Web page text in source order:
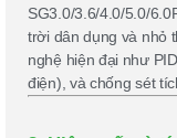
SG3.0/3.6/4.0/5.0/
trời dân dụng và nhỏ
nghệ hiện đại như
điện), và chống sét